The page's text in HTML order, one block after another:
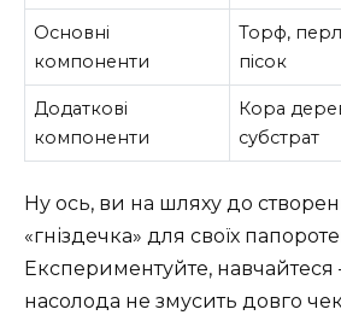
Основні
компоненти
Торф,
пісок
Додаткові
компоненти
Кора
субстрат
Ну ось, ви на шляху до
«гніздечка» для своїх
Експериментуйте, навчайтеся
насолода не змусить довго